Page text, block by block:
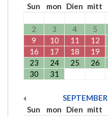
Sun
mon Dien mitt
2
3 4 5
9
10 11 12
16
17 18 19
23
24 25 26
30
31
SEPTEMBER
Sun
mon Dien mitt